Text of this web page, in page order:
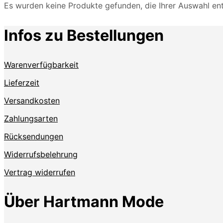
Es wurden keine Produkte gefunden, die Ihrer Auswahl
Infos zu Bestellungen
Warenverfügbarkeit
Lieferzeit
Versandkosten
Zahlungsarten
Rücksendungen
Widerrufsbelehrung
Vertrag widerrufen
Über Hartmann Mode